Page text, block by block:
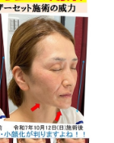
用がかかりま
目をお受けに
キャンペーン
ットＡ30分コー
。従来の「お